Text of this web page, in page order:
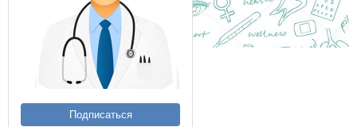
Подписаться